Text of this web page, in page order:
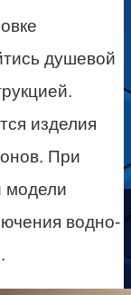
душевой
изделия
При
модели
водно-